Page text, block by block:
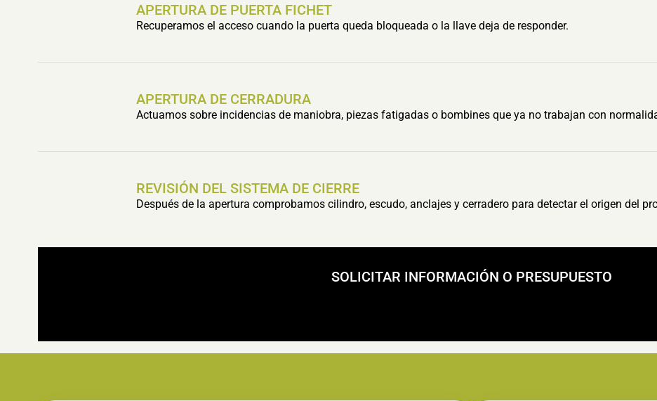
APERTURA DE PUERTA FICHET
Recuperamos el acceso cuando la puerta queda bloqueada o la llave deja de responder.
APERTURA DE CERRADURA
Actuamos sobre incidencias de maniobra, piezas fatigadas o bombines que ya no trabajan con
REVISIÓN DEL SISTEMA DE CIERRE
Después de la apertura comprobamos cilindro, escudo, anclajes y cerradero para detectar el origen del
SOLICITAR INFORMACIÓN O PRESUPUESTO